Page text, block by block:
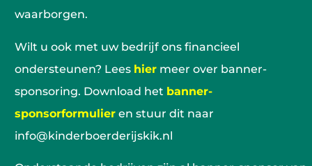
waarborgen.
Wilt u ook met uw bedrijf ons financieel
ondersteunen? Lees hier meer over banner-
sponsoring. Download het banner-
sponsorformulier en stuur dit naar
info@kinderboerderijskik.nl